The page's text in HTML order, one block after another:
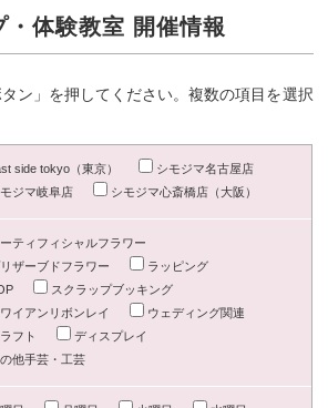
・体験教室 開催情報
ン」を押してください。複数の項目を選択
side tokyo（東京）
シモジマ名古屋店
ジマ岐阜店
シモジマ心斎橋店（大阪）
ティフィシャルフラワー
ザーブドフラワー
ラッピング
スクラップブッキング
イアンリボンレイ
ウェディング関連
フト
ディスプレイ
他手芸・工芸